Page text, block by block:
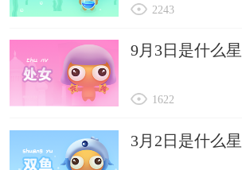
2243
9月3日是什么
1622
3月2日是什么